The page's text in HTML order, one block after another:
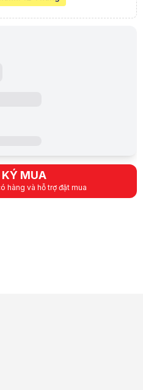
Edifier R1855DB - 2.0 - Màu đen
MUA
hàng và hỗ trợ đặt mua